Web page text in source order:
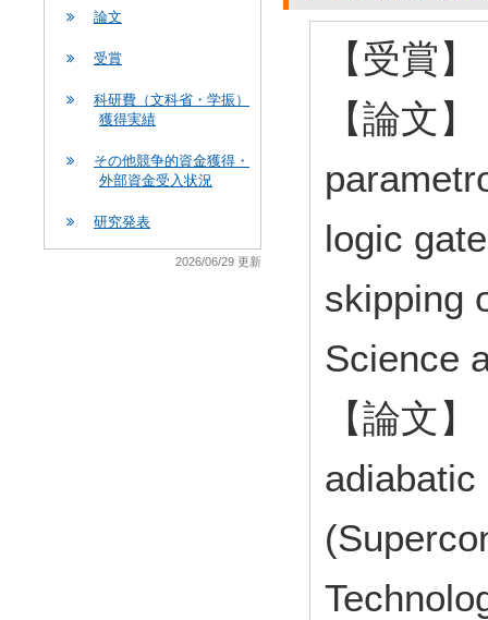
論文
受賞
科研費（文科省・学振）
獲得実績
その他競争的資金獲得・
外部資金受入状況
研究発表
2026/06/29 更新
【受賞
【論文
logic
skipping
Science
【論文